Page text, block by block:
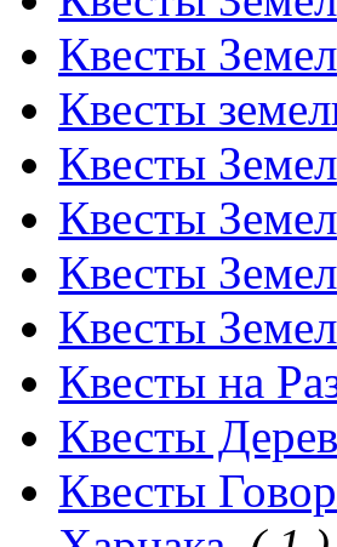
Квесты
Квесты
Квесты
Квесты
Квесты
Квесты
Квесты на
Квесты
Квесты